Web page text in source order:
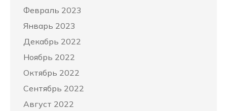
Февраль 2023
Январь 2023
Декабрь 2022
Ноябрь 2022
Октябрь 2022
Сентябрь 2022
Август 2022